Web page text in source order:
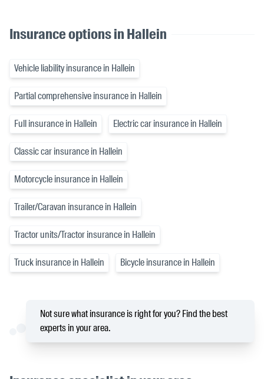
Insurance options in Hallein
Vehicle liability insurance in Hallein
Partial comprehensive insurance in Hallein
Full insurance in Hallein Electric car insurance in Hallein
Classic car insurance in Hallein
Motorcycle insurance in Hallein
Trailer/Caravan insurance in Hallein
Tractor units/Tractor insurance in Hallein
Truck insurance in Hallein Bicycle insurance in Hallein
Not sure what insurance is right for you? Find the best
experts in your area.